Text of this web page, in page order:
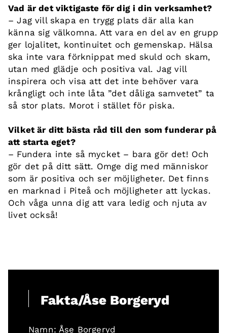
Vad är det viktigaste för dig i din verksamhet?
– Jag vill skapa en trygg plats där alla kan
känna sig välkomna. Att vara en del av en grupp
ger lojalitet, kontinuitet och gemenskap. Hälsa
ska inte vara förknippat med skuld och skam,
utan med glädje och positiva val. Jag vill
inspirera och visa att det inte behöver vara
krångligt och inte låta ”det dåliga samvetet” ta
så stor plats. Morot i stället för piska.
Vilket är ditt bästa råd till den som funderar på
att starta eget?
– Fundera inte så mycket – bara gör det! Och
gör det på ditt sätt. Omge dig med människor
som är positiva och ser möjligheter. Det finns
en marknad i Piteå och möjligheter att lyckas.
Och våga unna dig att vara ledig och njuta av
livet också!
Fakta/Åse Borgeryd
Namn: Åse Borgeryd